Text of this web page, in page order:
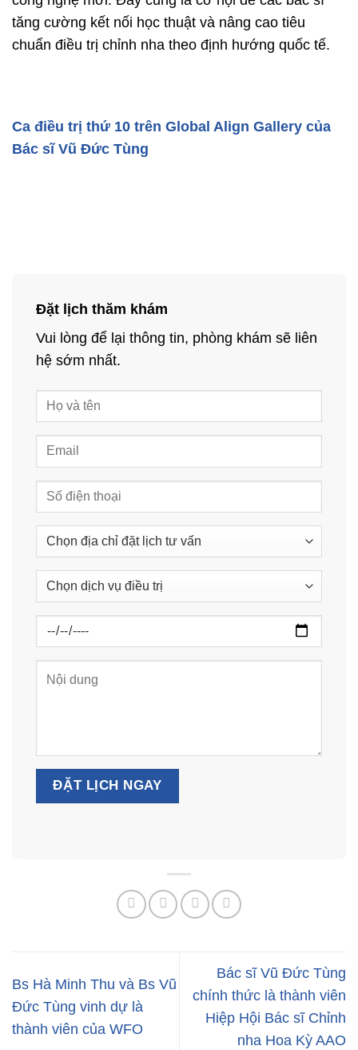
tăng cường kết nối học thuật và nâng cao tiêu
chuẩn điều trị chỉnh nha theo định hướng quốc tế.
Ca điều trị thứ 10 trên Global Align Gallery của
Bác sĩ Vũ Đức Tùng
Đặt lịch thăm khám
Vui lòng để lại thông tin, phòng khám sẽ liên
hệ sớm nhất.
Bs Hà Minh Thu và Bs Vũ
Đức Tùng vinh dự là
thành viên của WFO
Bác sĩ Vũ Đức Tùng
chính thức là thành viên
Hiệp Hội Bác sĩ Chỉnh
nha Hoa Kỳ AAO